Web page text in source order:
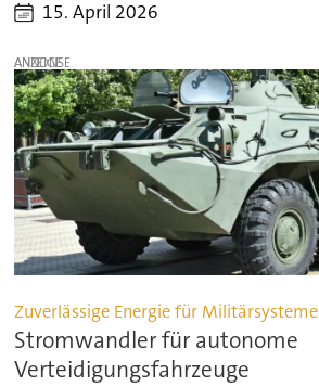
15. April 2026
ANZEIGE
Zuverlässige Energie für Militärsysteme
Stromwandler für autonome
Verteidigungsfahrzeuge